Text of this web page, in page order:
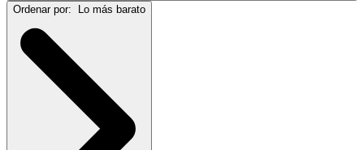
Ordenar por:
Lo más barato